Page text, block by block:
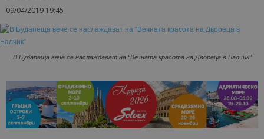
09/04/2019 19:45
В Будапеща вече се наслаждават на “Вечната красота на Двореца в Балчик”